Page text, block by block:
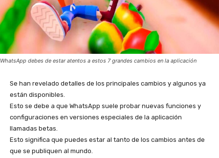
WhatsApp debes de estar atentos a estos 7 grandes cambios en la aplicación
Se han revelado detalles de los principales cambios y algunos ya
están disponibles.
Esto se debe a que WhatsApp suele probar nuevas funciones y
configuraciones en versiones especiales de la aplicación
llamadas betas.
Esto significa que puedes estar al tanto de los cambios antes de
que se publiquen al mundo.